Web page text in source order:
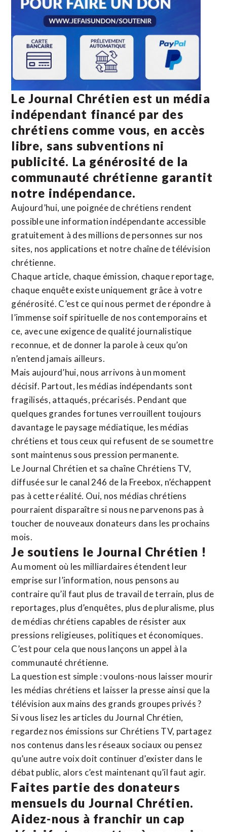
Le Journal Chrétien est un média
indépendant financé par des
chrétiens comme vous, en accès
libre, sans subventions ni
publicité. La générosité de la
communauté chrétienne garantit
notre indépendance.
Aujourd’hui, une poignée de chrétiens rendent
possible une information indépendante accessible
gratuitement à des millions de personnes sur nos
sites, nos applications et notre chaîne de télévision
chrétienne.
Chaque article, chaque émission, chaque reportage,
chaque enquête existe uniquement grâce à votre
générosité. C’est ce qui nous permet de répondre à
l’immense soif spirituelle de nos contemporains et
ce, avec une exigence de qualité journalistique
reconnue, et de donner la parole à ceux qu’on
n’entend jamais ailleurs.
Mais aujourd’hui, nous arrivons à un moment
décisif. Partout, les médias indépendants sont
fragilisés, attaqués, précarisés. Pendant que
quelques grandes fortunes verrouillent toujours
davantage le paysage médiatique, les médias
chrétiens et tous ceux qui refusent de se soumettre
sont maintenus sous pression permanente.
Le Journal Chrétien et sa chaîne Chrétiens TV,
diffusée sur le canal 246 de la Freebox, n’échappent
pas à cette réalité. Oui, nos médias chrétiens
pourraient disparaître si nous ne parvenons pas à
toucher de nouveaux donateurs dans les prochains
mois.
Je soutiens le Journal Chrétien !
Au moment où les milliardaires étendent leur
emprise sur l’information, nous pensons au
contraire qu’il faut plus de travail de terrain, plus de
reportages, plus d’enquêtes, plus de pluralisme, plus
de médias chrétiens capables de résister aux
pressions religieuses, politiques et économiques.
C’est pour cela que nous lançons un appel à la
communauté chrétienne.
La question est simple : voulons-nous laisser mourir
les médias chrétiens et laisser la presse ainsi que la
télévision aux mains des grands groupes privés ?
Si vous lisez les articles du Journal Chrétien,
regardez nos émissions sur Chrétiens TV, partagez
nos contenus dans les réseaux sociaux ou pensez
qu’une autre voix doit continuer d’exister dans le
débat public, alors c’est maintenant qu’il faut agir.
Faites partie des donateurs
mensuels du Journal Chrétien.
Aidez-nous à franchir un cap